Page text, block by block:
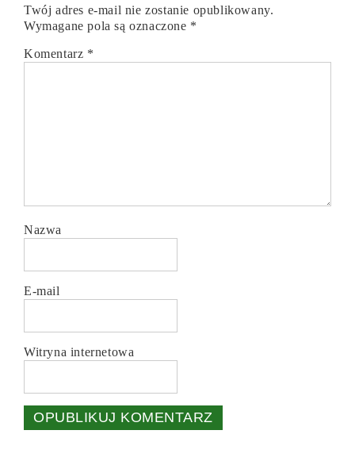
Twój adres e-mail nie zostanie opublikowany.
Wymagane pola są oznaczone *
Komentarz *
Nazwa
E-mail
Witryna internetowa